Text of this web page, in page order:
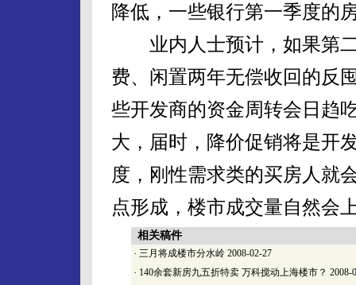
降低，一些银行第一季度的
业内人士预计，如果第二
费、闲置两年无偿收回的反
些开发商的资金周转会日趋
大，届时，降价促销将是开
度，刚性需求类的买房人就
点形成，楼市成交量自然会
相关稿件
· 三月将成楼市分水岭 2008-02-27
· 140余套新房九五折特卖 万科搅动上海楼市？ 2008-